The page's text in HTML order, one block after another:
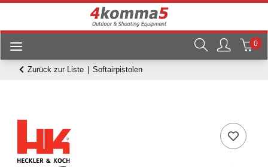
0
Zurück zur Liste Softairpistolen